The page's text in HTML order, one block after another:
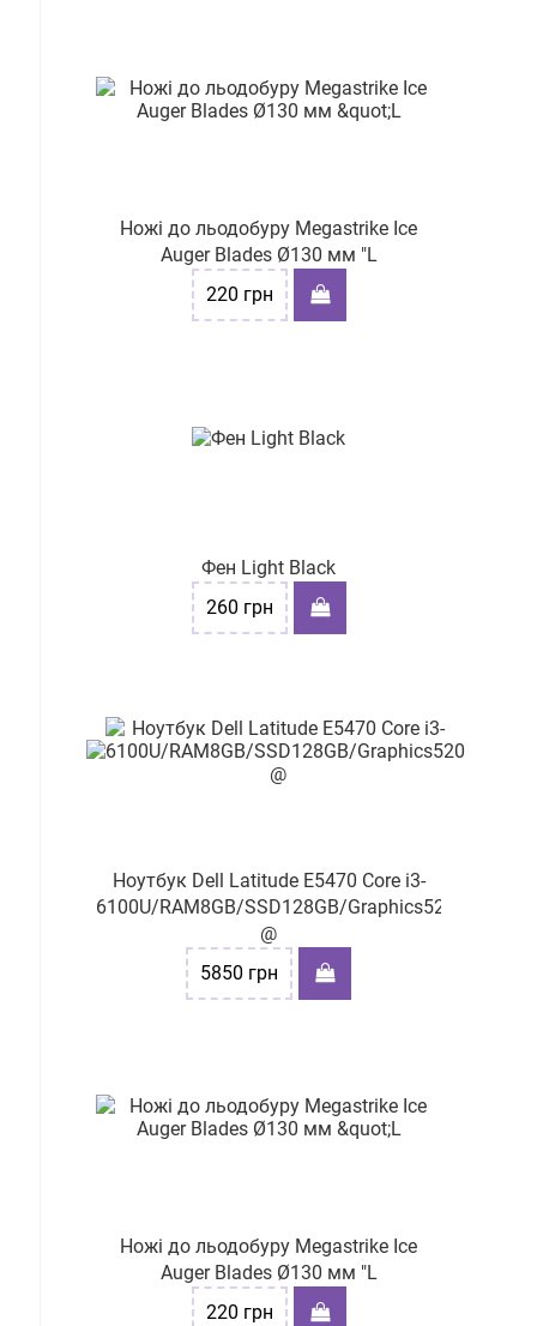
Ножі до льодобуру Megastrike Ice
Auger Blades Ø130 мм "L
220 грн
Фен Light Black
260 грн
Ноутбук Dell Latitude E5470 Core i3-
6100U/RAM8GB/SSD128GB/Graphics520
@
5850 грн
Ножі до льодобуру Megastrike Ice
Auger Blades Ø130 мм "L
220 грн